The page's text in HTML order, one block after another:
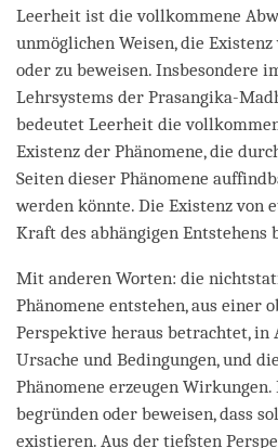
Leerheit ist die vollkommene
unmöglichen Weisen, die
oder zu beweisen. Insbesondere
Lehrsystems der Prasangika-
bedeutet Leerheit die
Existenz der Phänomene, die
Seiten dieser Phänomene
werden könnte. Die Existenz von
Kraft des abhängigen Entstehens
Mit anderen Worten: die
Phänomene entstehen, aus einer
Perspektive heraus betrachtet, in
Ursache und Bedingungen, und
Phänomene erzeugen Wirkungen.
begründen oder beweisen, dass
existieren. Aus der tiefsten